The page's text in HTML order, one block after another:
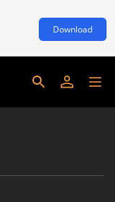
Download